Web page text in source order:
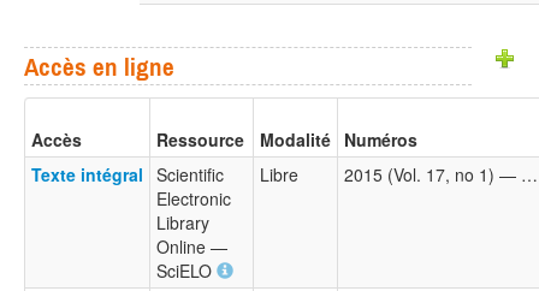
Accès en ligne
Accès Ressource Modalité Numéros
Texte intégral Scientific
Electronic
Library
Online —
SciELO
Libre 2015 (Vol. 17, no 1) — …